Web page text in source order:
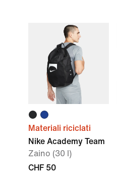
Materiali riciclati
Nike Academy Team
Zaino (30 l)
CHF 50